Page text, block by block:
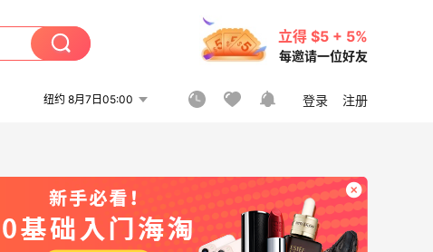
立得 $5 + 5%
每邀请一位好友
纽约 8月7日05:00 登录 注册